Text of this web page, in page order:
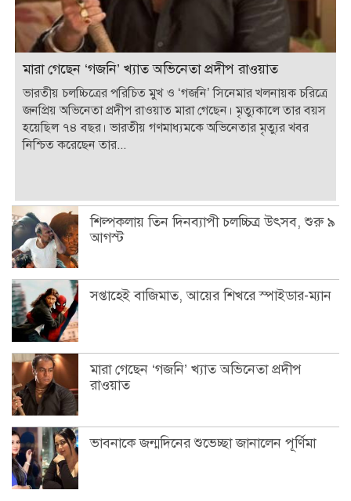
মারা গেছেন ‘গজনি’ খ্যাত অভিনেতা প্রদীপ রাওয়াত
ভারতীয় চলচ্চিত্রের পরিচিত মুখ ও ‘গজনি’ সিনেমার খলনায়ক চরিত্রে
জনপ্রিয় অভিনেতা প্রদীপ রাওয়াত মারা গেছেন। মৃত্যুকালে তার বয়স
হয়েছিল ৭৪ বছর। ভারতীয় গণমাধ্যমকে অভিনেতার মৃত্যুর খবর
নিশ্চিত করেছেন তার...
শিল্পকলায় তিন দিনব্যাপী চলচ্চিত্র উৎসব, শুরু ৯
আগস্ট
সপ্তাহেই বাজিমাত, আয়ের শিখরে স্পাইডার-ম্যান
মারা গেছেন ‘গজনি’ খ্যাত অভিনেতা প্রদীপ
রাওয়াত
ভাবনাকে জন্মদিনের শুভেচ্ছা জানালেন পূর্ণিমা